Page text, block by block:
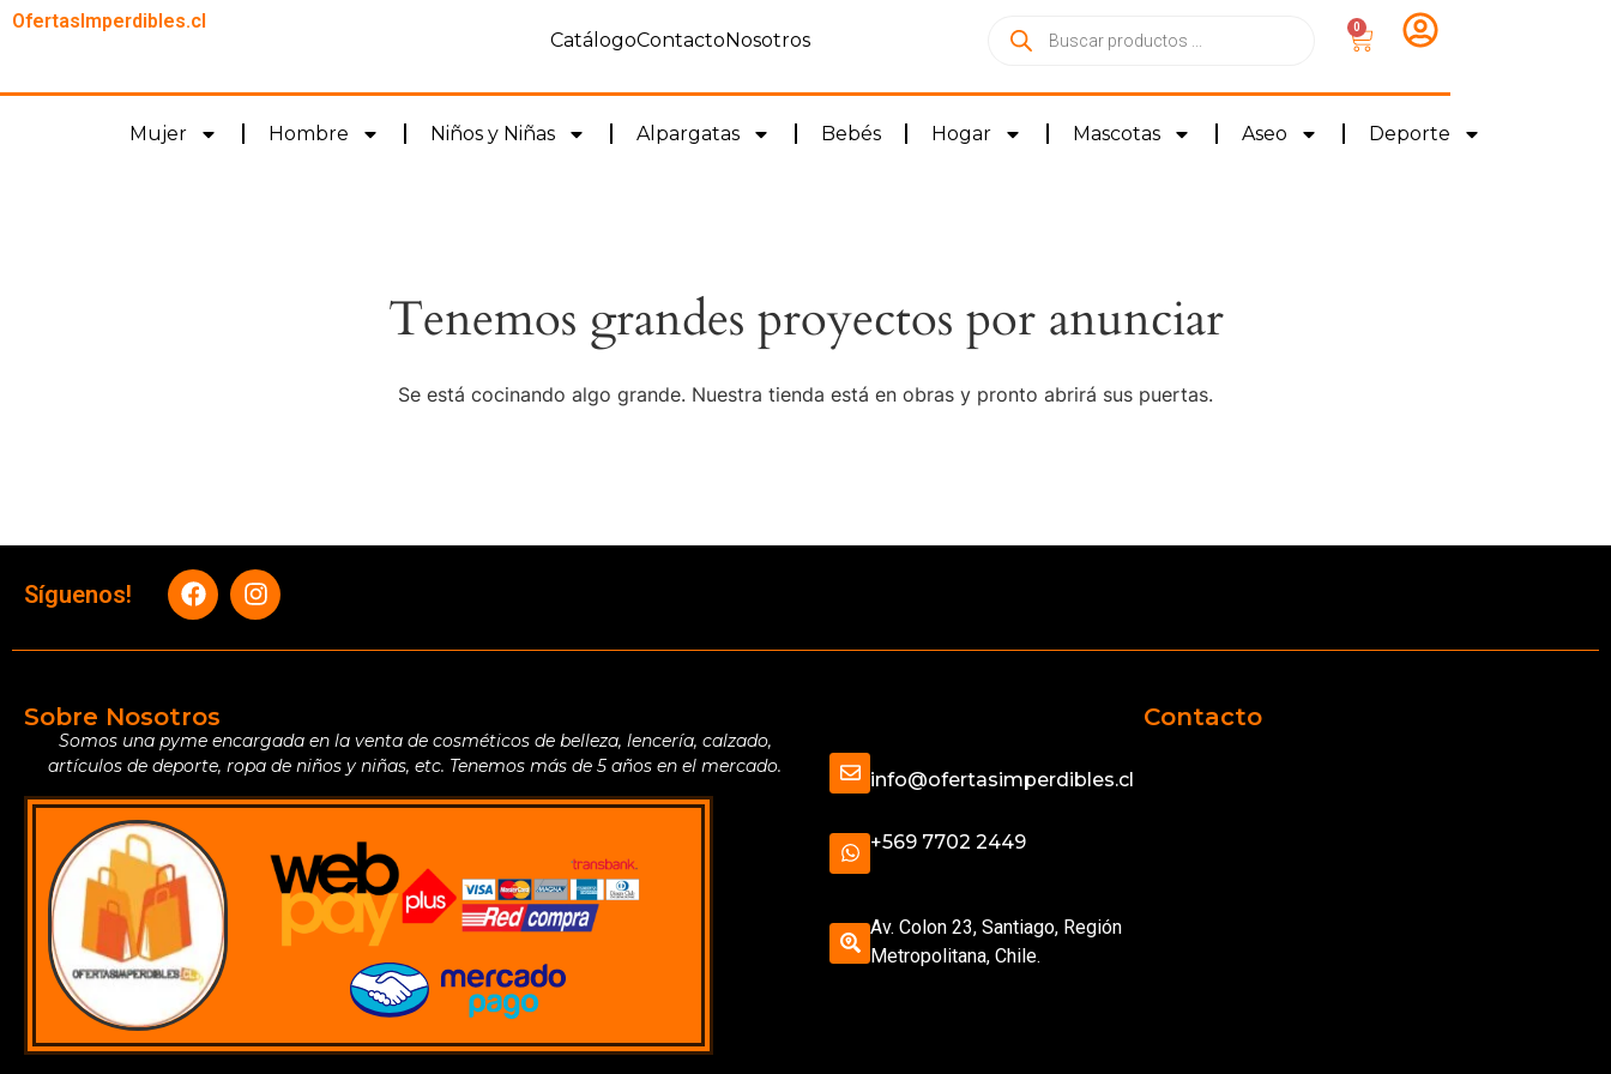
OfertasImperdibles.cl
CatálogoContactoNosotros
0
Mujer Hombre Niños y Niñas Alpargatas Bebés Hogar Mascotas Aseo Deporte
Tenemos grandes proyectos por anunciar
Se está cocinando algo grande. Nuestra tienda está en obras y pronto abrirá sus puertas.
Síguenos!
Sobre Nosotros
Somos una pyme encargada en la venta de cosméticos de belleza, lencería, calzado,
artículos de deporte, ropa de niños y niñas, etc. Tenemos más de 5 años en el mercado.
Contacto
info@ofertasimperdibles.cl
+569 7702 2449
Av. Colon 23, Santiago, Región
Metropolitana, Chile.